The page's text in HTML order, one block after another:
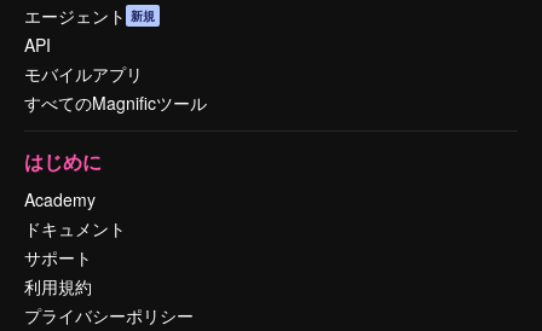
エージェント 新規
API
モバイルアプリ
すべてのMagnificツール
はじめに
Academy
ドキュメント
サポート
利用規約
プライバシーポリシー